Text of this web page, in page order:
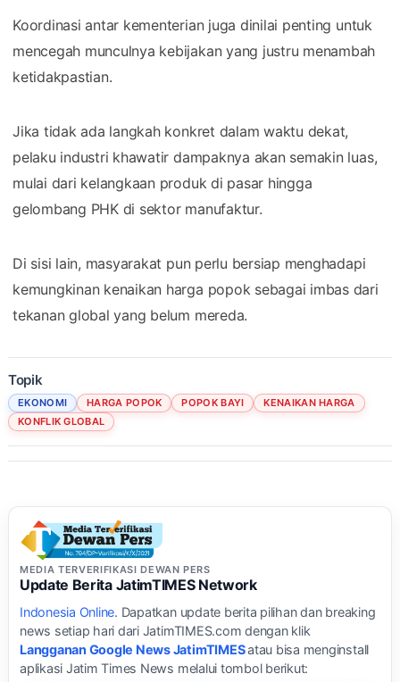
Koordinasi antar kementerian juga dinilai penting untuk
mencegah munculnya kebijakan yang justru menambah
ketidakpastian.
Jika tidak ada langkah konkret dalam waktu dekat,
pelaku industri khawatir dampaknya akan semakin luas,
mulai dari kelangkaan produk di pasar hingga
gelombang PHK di sektor manufaktur.
Di sisi lain, masyarakat pun perlu bersiap menghadapi
kemungkinan kenaikan harga popok sebagai imbas dari
tekanan global yang belum mereda.
Topik
EKONOMI HARGA POPOK POPOK BAYI
KENAIKAN HARGA
KONFLIK GLOBAL
MEDIA TERVERIFIKASI DEWAN PERS
Update Berita JatimTIMES Network
Indonesia Online. Dapatkan update berita pilihan dan breaking
news setiap hari dari JatimTIMES.com dengan klik
Langganan Google News JatimTIMESatau bisa menginstall
aplikasi Jatim Times News melalui tombol berikut: